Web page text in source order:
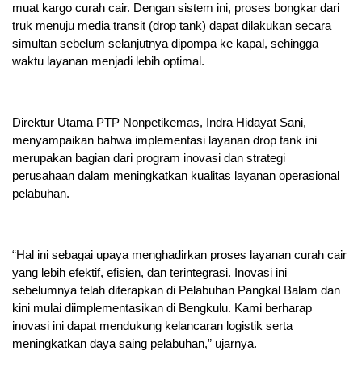
muat kargo curah cair. Dengan sistem ini, proses bongkar dari
truk menuju media transit (drop tank) dapat dilakukan secara
simultan sebelum selanjutnya dipompa ke kapal, sehingga
waktu layanan menjadi lebih optimal.
Direktur Utama PTP Nonpetikemas, Indra Hidayat Sani,
menyampaikan bahwa implementasi layanan drop tank ini
merupakan bagian dari program inovasi dan strategi
perusahaan dalam meningkatkan kualitas layanan operasional
pelabuhan.
“Hal ini sebagai upaya menghadirkan proses layanan curah cair
yang lebih efektif, efisien, dan terintegrasi. Inovasi ini
sebelumnya telah diterapkan di Pelabuhan Pangkal Balam dan
kini mulai diimplementasikan di Bengkulu. Kami berharap
inovasi ini dapat mendukung kelancaran logistik serta
meningkatkan daya saing pelabuhan,” ujarnya.